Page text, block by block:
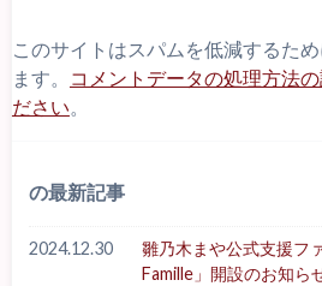
このサイトはスパムを低減するた
ます。
コメントデータの処理方法
ださい
の最新記事
2024.12.30
雛乃木まや公式支援フ
Famille」開設のお知ら